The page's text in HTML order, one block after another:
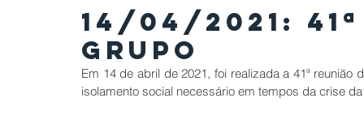
14/04/2021:
Grupo
Em 14 de abril de 2021, foi realizada a 41ª
isolamento social necessário em tempos da crise